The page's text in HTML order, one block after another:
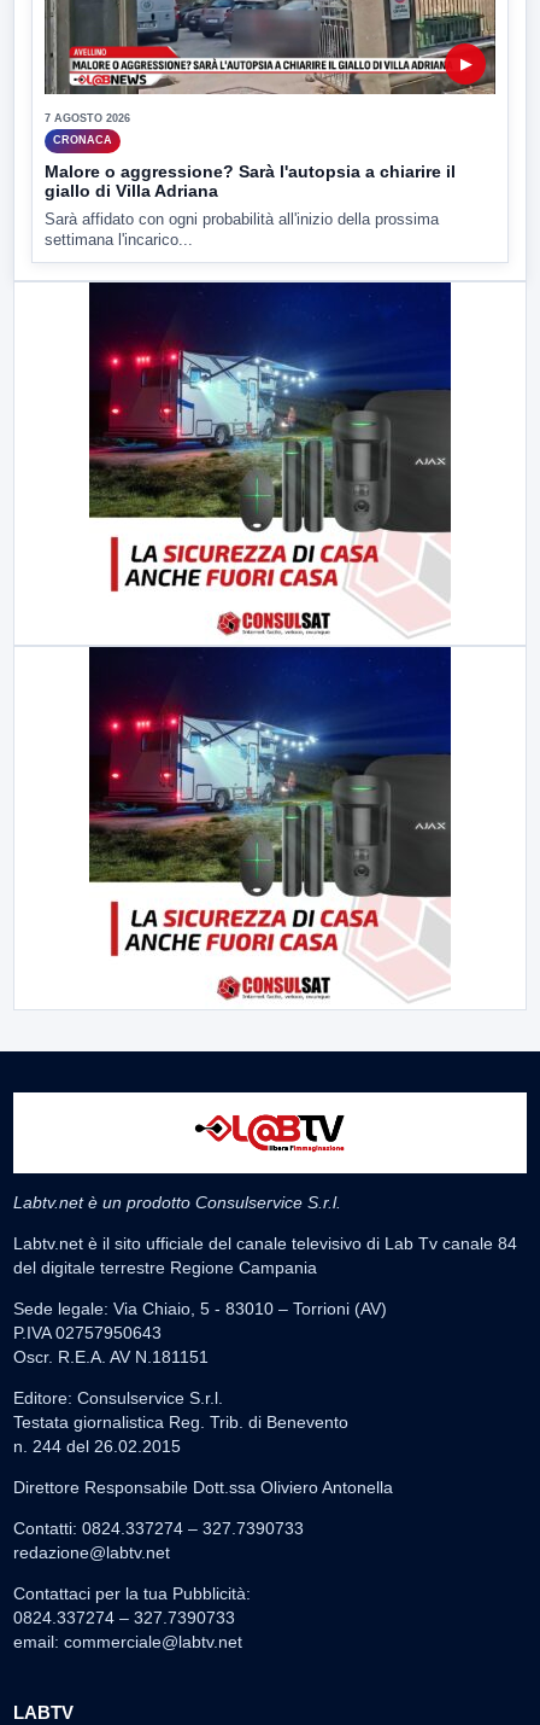
▶
7 AGOSTO 2026
CRONACA
Malore o aggressione? Sarà l'autopsia a chiarire il
giallo di Villa Adriana
Sarà affidato con ogni probabilità all'inizio della prossima
settimana l'incarico...
Labtv.net è un prodotto Consulservice S.r.l.
Labtv.net è il sito ufficiale del canale televisivo di Lab Tv canale 84
del digitale terrestre Regione Campania
Sede legale: Via Chiaio, 5 - 83010 – Torrioni (AV)
P.IVA 02757950643
Oscr. R.E.A. AV N.181151
Editore: Consulservice S.r.l.
Testata giornalistica Reg. Trib. di Benevento
n. 244 del 26.02.2015
Direttore Responsabile Dott.ssa Oliviero Antonella
Contatti: 0824.337274 – 327.7390733
redazione@labtv.net
Contattaci per la tua Pubblicità:
0824.337274 – 327.7390733
email: commerciale@labtv.net
LABTV